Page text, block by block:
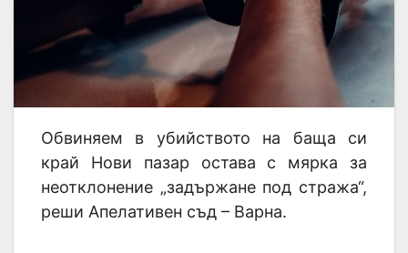
Обвиняем в убийството на баща си
край Нови пазар остава с мярка за
неотклонение „задържане под стража“,
реши Апелативен съд – Варна.